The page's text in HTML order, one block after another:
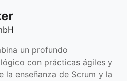
un profundo
con prácticas ágiles y
la enseñanza de Scrum y la